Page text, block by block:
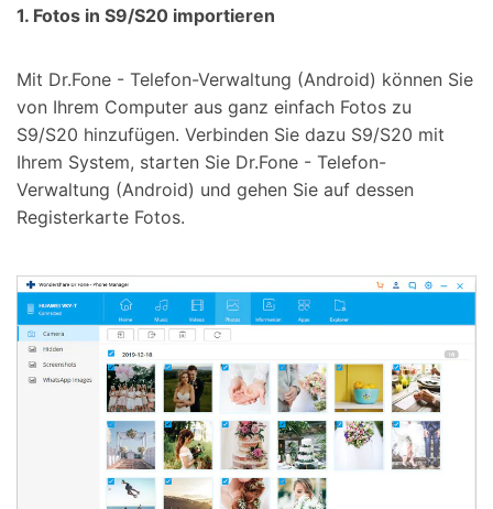
1. Fotos in S9/S20 importieren
Mit Dr.Fone - Telefon-Verwaltung (Android) können Sie
von Ihrem Computer aus ganz einfach Fotos zu
S9/S20 hinzufügen. Verbinden Sie dazu S9/S20 mit
Ihrem System, starten Sie Dr.Fone - Telefon-
Verwaltung (Android) und gehen Sie auf dessen
Registerkarte Fotos.